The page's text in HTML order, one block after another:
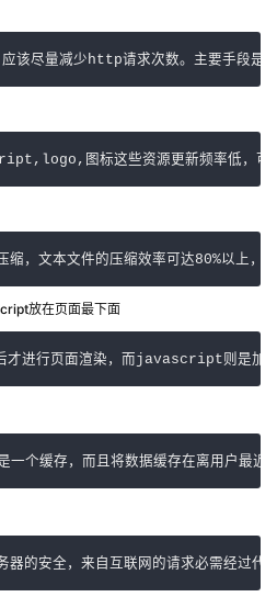
该尽量减少http请求次数。主要手
图标这些资源更新频率低，
缩，文本文件的压缩效率可达80%以
放在页面最下面
才进行页面渲染，而javascript则是
一个缓存，而且将数据缓存在离用户最
器的安全，来自互联网的请求必需经过